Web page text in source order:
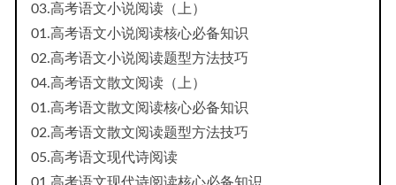
03.高考语文小说阅读（上）
01.高考语文小说阅读核心必备知识
02.高考语文小说阅读题型方法技巧
04.高考语文散文阅读（上）
01.高考语文散文阅读核心必备知识
02.高考语文散文阅读题型方法技巧
05.高考语文现代诗阅读
01.高考语文现代诗阅读核心必备知识